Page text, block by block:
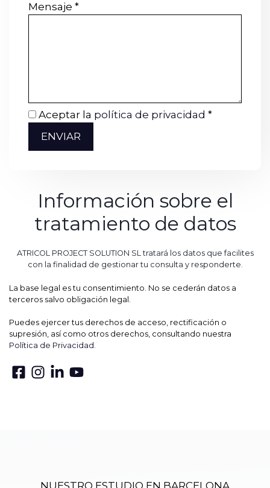
Mensaje *
Aceptar la política de privacidad *
ENVIAR
Información sobre el
tratamiento de datos
ATRICOL PROJECT SOLUTION SL tratará los datos que facilites
con la finalidad de gestionar tu consulta y responderte.
La base legal es tu consentimiento. No se cederán datos a
terceros salvo obligación legal.
Puedes ejercer tus derechos de acceso, rectificación o
supresión, así como otros derechos, consultando nuestra
Política de Privacidad.
NUESTRO ESTUDIO EN BARCELONA